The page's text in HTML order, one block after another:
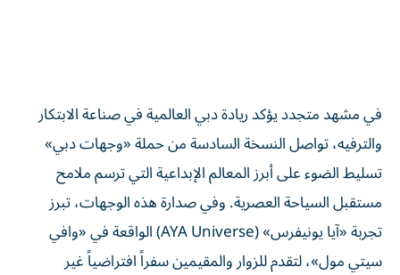
في مشهد متجدد يؤكد ريادة دبي العالمية في صناعة الابتكار
والترفيه، تواصل النسخة السادسة من حملة «وجهات دبي»
تسليط الضوء على أبرز المعالم الإبداعية التي ترسم ملامح
مستقبل السياحة العصرية. وفي صدارة هذه الوجهات، تبرز
تجربة «آيا يونيفرس» (AYA Universe) الواقعة في «وافي
سيتي مول»، لتقدم للزوار والمقيمين سفراً افتراضياً غير